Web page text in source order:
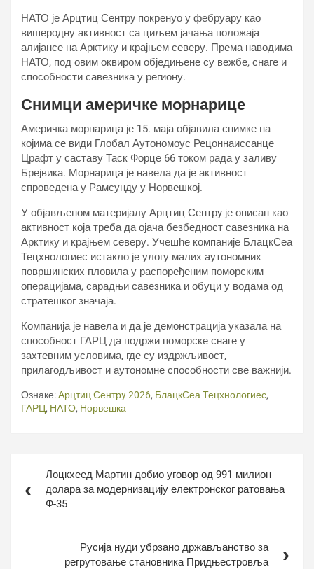
НАТО је Арцтиц Сентрy покренуо у фебруару као
вишеродну активност са циљем јачања положаја
алијансе на Арктику и крајњем северу. Према наводима
НАТО, под овим оквиром обједињене су вежбе, снаге и
способности савезника у региону.
Снимци америчке морнарице
Америчка морнарица је 15. маја објавила снимке на
којима се види Глобал Аутономоус Рецоннаиссанце
Црафт у саставу Таск Форце 66 током рада у заливу
Брејвика. Морнарица је навела да је активност
спроведена у Рамсунду у Норвешкој.
У објављеном материјалу Арцтиц Сентрy је описан као
активност која треба да ојача безбедност савезника на
Арктику и крајњем северу. Учешће компаније БлацкСеа
Тецхнологиес истакло је улогу малих аутономних
површинских пловила у распоређеним поморским
операцијама, сарадњи савезника и обуци у водама од
стратешког значаја.
Компанија је навела и да је демонстрација указала на
способност ГАРЦ да подржи поморске снаге у
захтевним условима, где су издржљивост,
прилагодљивост и аутономне способности све важнији.
Ознаке:Арцтиц Сентрy 2026, БлацкСеа Тецхнологиес,
ГАРЦ, НАТО, Норвешка
чланкаЛоцкхеед Мартин добио уговор од 991 милион
долара за модернизацију електронског ратовања
Ф-35
Русија нуди убрзано држављанство за
регрутовање становника Придњестровља